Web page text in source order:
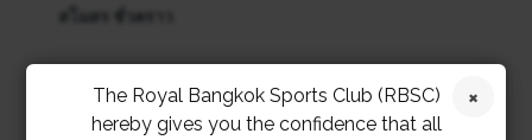
สโมสร ชั่วคราว
โต๊ะบิลเลียดเพื่อเปลี่ยนผ้าสักหลาด ในวันพฤหัสบดีที่ 24
The Royal Bangkok Sports Club (RBSC)
hereby gives you the confidence that all